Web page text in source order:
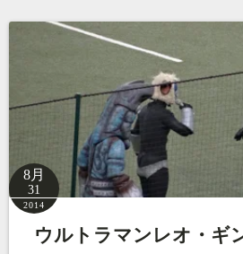
8月
31
2014
ウルトラマンレオ・ギ